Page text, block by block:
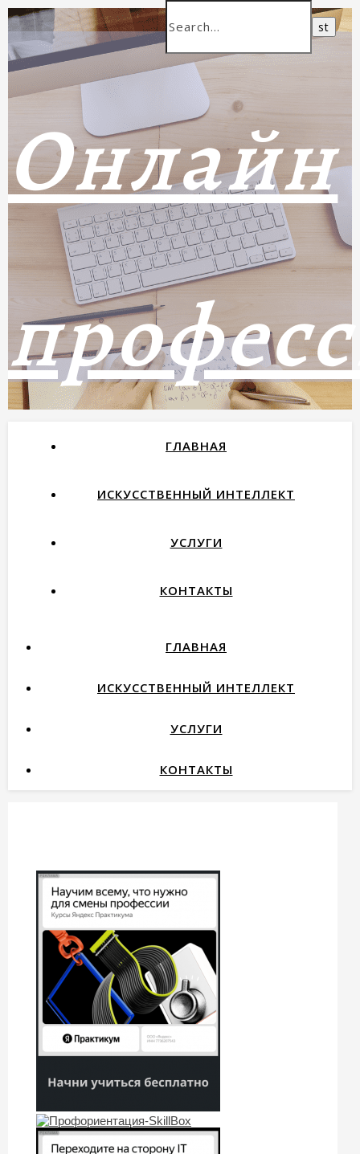
Онлайн
как найти работу мечты и
не пожалеть об этом
ГЛАВНАЯ
ИСКУССТВЕННЫЙ ИНТЕЛЛЕКТ
УСЛУГИ
КОНТАКТЫ
ГЛАВНАЯ
ИСКУССТВЕННЫЙ ИНТЕЛЛЕКТ
УСЛУГИ
КОНТАКТЫ